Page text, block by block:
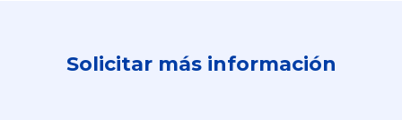
Solicitar más información